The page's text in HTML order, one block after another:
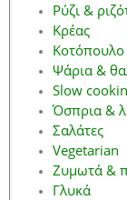
Ρύζι &
Κρέας
Ψάρια &
Slow
Όσπρια &
Σαλάτες
Vegetarian
Ζυμωτά &
Γλυκά